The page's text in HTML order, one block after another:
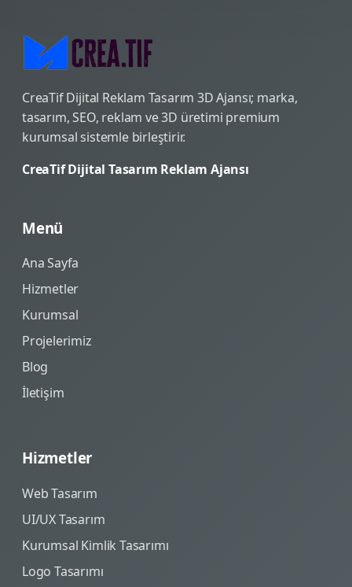
CreaTif Dijital Reklam Tasarım 3D Ajansı; marka,
tasarım, SEO, reklam ve 3D üretimi premium
kurumsal sistemle birleştirir.
CreaTif Dijital Tasarım Reklam Ajansı
Menü
Ana Sayfa
Hizmetler
Kurumsal
Projelerimiz
Blog
İletişim
Hizmetler
Web Tasarım
UI/UX Tasarım
Kurumsal Kimlik Tasarımı
Logo Tasarımı